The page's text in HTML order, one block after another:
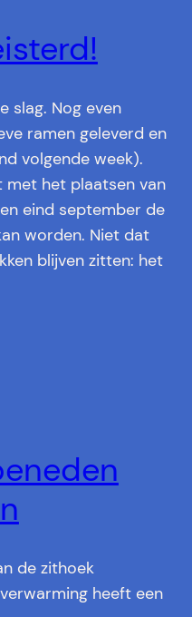
slag. Nog even
ramen geleverd en
volgende week).
met het plaatsen van
eind september de
worden. Niet dat
blijven zitten: het
de zithoek
heeft een